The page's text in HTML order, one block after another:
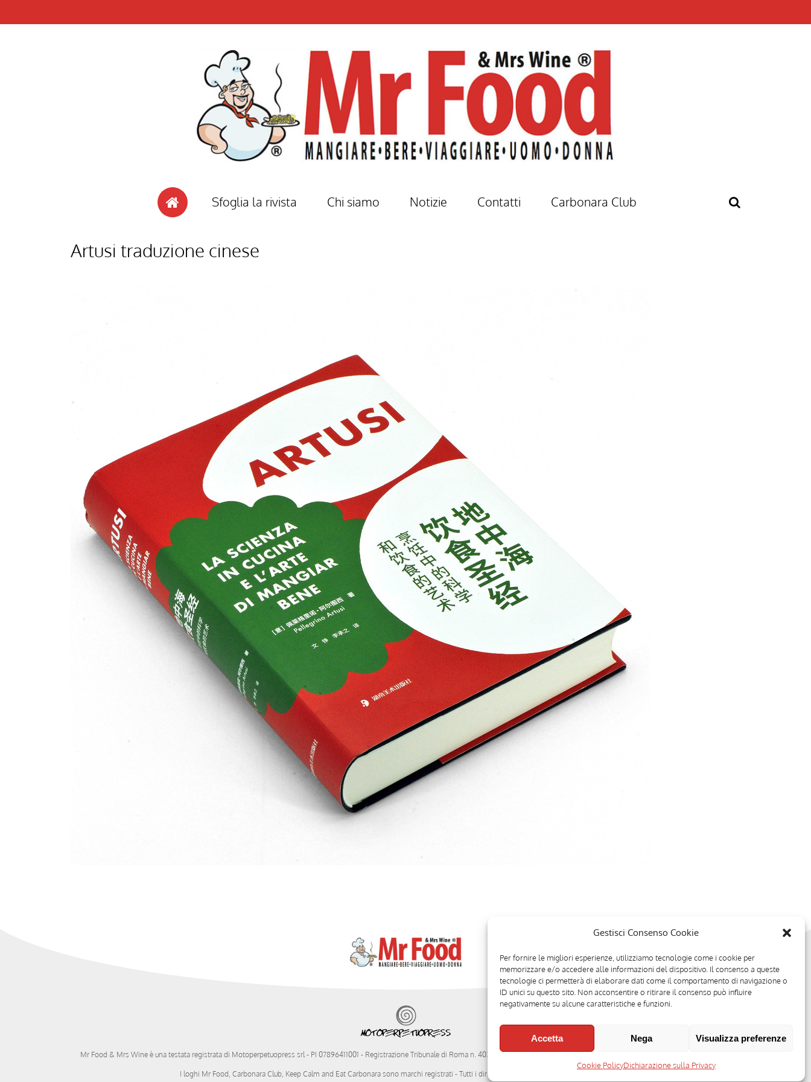
Gestisci Consenso Cookie
Per fornire le migliori esperienze, utilizziamo tecnologie come i cookie per
memorizzare e/o accedere alle informazioni del dispositivo. Il consenso a queste
tecnologie ci permetterà di elaborare dati come il comportamento di navigazione o
ID unici su questo sito. Non acconsentire o ritirare il consenso può influire
negativamente su alcune caratteristiche e funzioni.
Accetta Nega Visualizza preferenze
Cookie PolicyDichiarazione sulla Privacy
Sfoglia la rivista Chi siamo Notizie Contatti Carbonara Club
Artusi traduzione cinese
Mr Food & Mrs Wine è una testata registrata di Motoperpetuopress srl- PI 07896411001 - Registrazione Tribunale di Roma n. 403/2008 del 20/11/2008 - Direttore responsabile: Stefano Belli [
I loghi Mr Food, Carbonara Club, Keep Calm and Eat Carbonara sono marchi registrati - Tutti i diritti riservati. |